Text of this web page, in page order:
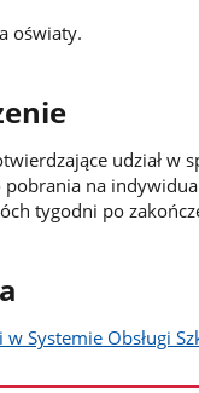
oświaty.
udział w
pobrania na
tygodni po
Systemie Obsługi